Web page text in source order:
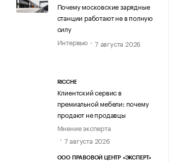
Почему московские зарядные
станции работают не в полную
силу
Интервью
7 августа 2026
RICCHE
Клиентский сервис в
премиальной мебели: почему
продают не продавцы
Мнение эксперта
7 августа 2026
ООО ПРАВОВОЙ ЦЕНТР «ЭКСПЕРТ»